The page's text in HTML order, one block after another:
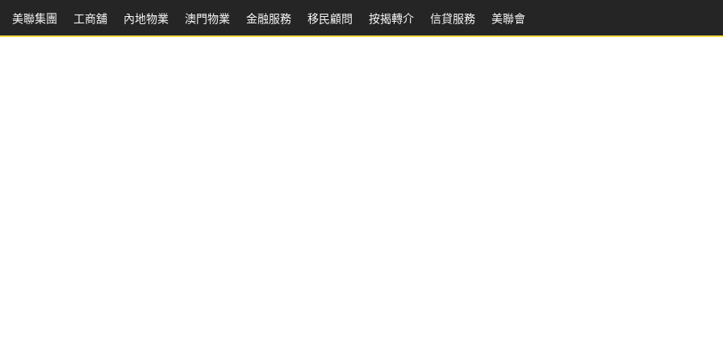
美聯集團 工商舖 內地物業 澳門物業 金融服務 移民顧問 按揭轉介 信貸服務 美聯會